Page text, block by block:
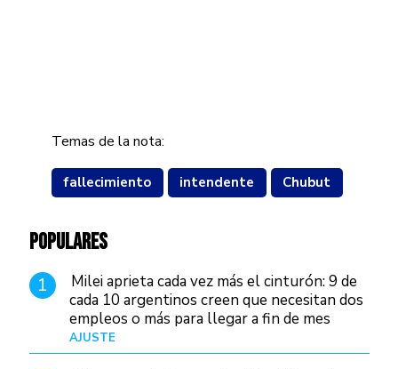
Temas de la nota:
fallecimiento intendente Chubut
POPULARES
1
Milei aprieta cada vez más el cinturón: 9 de
cada 10 argentinos creen que necesitan dos
empleos o más para llegar a fin de mes
AJUSTE